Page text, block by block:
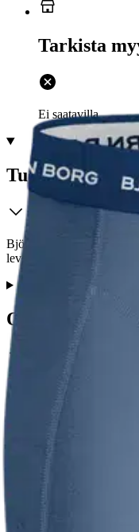
Tarkista
Ei saatavilla
Tuotekuvaus
Björn Borgin laadukkaat
leveä, pehmeä ja
Ominaisuudet
Oletko
Anna palautetta Avautuu